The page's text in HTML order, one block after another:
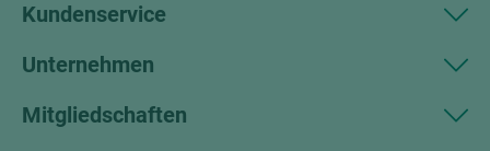
Kundenservice
Unternehmen
Mitgliedschaften